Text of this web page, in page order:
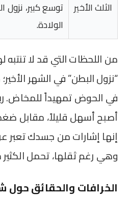
الثلث الأخير
توسع كبير، نزول
الولادة.
من اللحظات التي قد لا
“نزول البطن” في الشهر
في الحوض تمهيداً للمخاض.
أصبح أسهل قليلاً، مقابل
إنها إشارات من جسدك تعبر
وهي رغم ثقلها، تحمل الكثير
الخرافات والحقائق